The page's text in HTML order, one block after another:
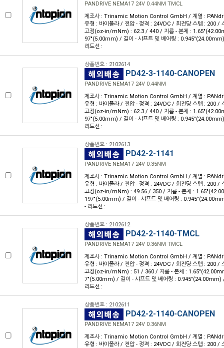
PANDRIVE NEMA17 24V 0.44NM TMCL
제조사 : Trinamic Motion Control GmbH / 계열 :
유형 : 바이폴라 / 전압 - 정격 : 24VDC / 회전당 스텝 : 200 /
고정(oz-in/mNm) : 62.3 / 440 / 지름 - 본체 :
97"(5.00mm) / 길이 - 샤프트 및 베어링 :
리드선 :
상품번호 : 2102614
PD42-3-1140-CANOPEN
PANDRIVE NEMA17 24V 0.44NM
제조사 : Trinamic Motion Control GmbH / 계열 :
유형 : 바이폴라 / 전압 - 정격 : 24VDC / 회전당 스텝 : 200 /
고정(oz-in/mNm) : 62.3 / 440 / 지름 - 본체 :
97"(5.00mm) / 길이 - 샤프트 및 베어링 :
리드선 :
상품번호 : 2102613
PD42-2-1141
PANDRIVE NEMA17 24V 0.35NM
제조사 : Trinamic Motion Control GmbH / 계열 :
유형 : 바이폴라 / 전압 - 정격 : 24VDC / 회전당 스텝 : 200 /
고정(oz-in/mNm) : 49.56 / 350 / 지름 - 본체 :
197"(5.00mm) / 길이 - 샤프트 및 베어링 :
- 리드선 :
상품번호 : 2102612
PD42-2-1140-TMCL
PANDRIVE NEMA17 24V 0.36NM TMCL
제조사 : Trinamic Motion Control GmbH / 계열 :
유형 : 바이폴라 / 전압 - 정격 : 24VDC / 회전당 스텝 : 200 /
고정(oz-in/mNm) : 51 / 360 / 지름 - 본체 :
7"(5.00mm) / 길이 - 샤프트 및 베어링 : 0.945"(24.00mm)
리드선 :
상품번호 : 2102611
PD42-2-1140-CANOPEN
PANDRIVE NEMA17 24V 0.36NM
제조사 : Trinamic Motion Control GmbH / 계열 :
유형 : 바이폴라 / 전압 - 정격 : 24VDC / 회전당 스텝 : 200 /